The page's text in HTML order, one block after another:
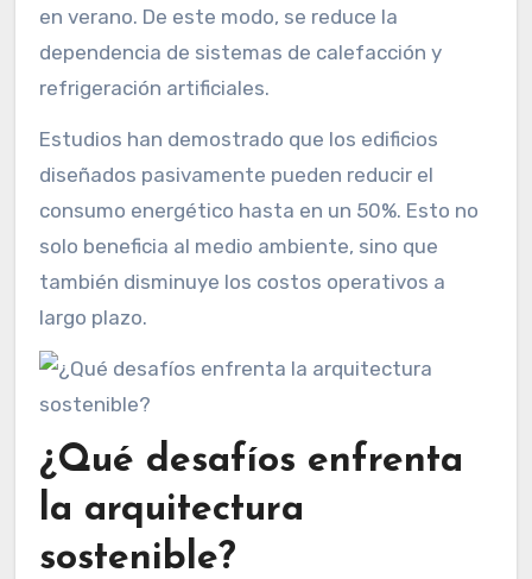
en verano. De este modo, se reduce la
dependencia de sistemas de calefacción y
refrigeración artificiales.
Estudios han demostrado que los edificios
diseñados pasivamente pueden reducir el
consumo energético hasta en un 50%. Esto no
solo beneficia al medio ambiente, sino que
también disminuye los costos operativos a
largo plazo.
¿Qué desafíos enfrenta
la arquitectura
sostenible?